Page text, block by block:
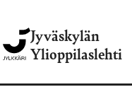
Jyväskylän
Ylioppilaslehti